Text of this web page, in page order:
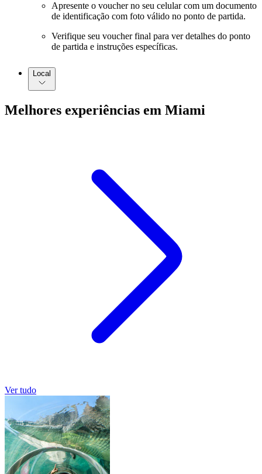
Apresente o voucher no seu celular com um documento
de identificação com foto válido no ponto de partida.
Verifique seu voucher final para ver detalhes do ponto
de partida e instruções específicas.
Local
Melhores experiências em Miami
Ver tudo